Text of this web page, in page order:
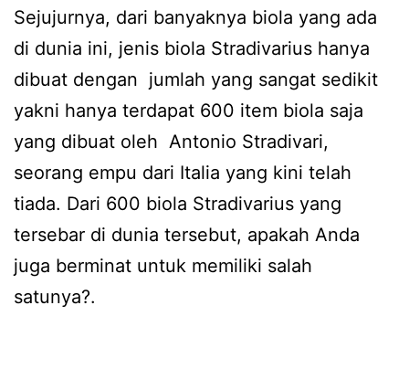
Sejujurnya, dari banyaknya biola yang ada
di dunia ini, jenis biola Stradivarius hanya
dibuat dengan jumlah yang sangat sedikit
yakni hanya terdapat 600 item biola saja
yang dibuat oleh Antonio Stradivari,
seorang empu dari Italia yang kini telah
tiada. Dari 600 biola Stradivarius yang
tersebar di dunia tersebut, apakah Anda
juga berminat untuk memiliki salah
satunya?.